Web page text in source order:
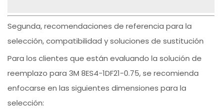
Segunda, recomendaciones de referencia para la
selección, compatibilidad y soluciones de sustitución
Para los clientes que están evaluando la solución de
reemplazo para 3M 8ES4-1DF21-0.75, se recomienda
enfocarse en las siguientes dimensiones para la
selección: